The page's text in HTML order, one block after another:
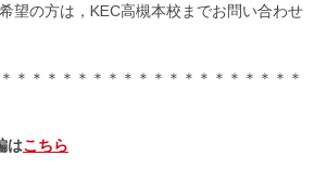
望の方は，KEC高槻本校までお問い合わせ
＊＊＊＊＊＊＊＊＊＊＊＊＊＊＊＊＊＊＊
はこちら